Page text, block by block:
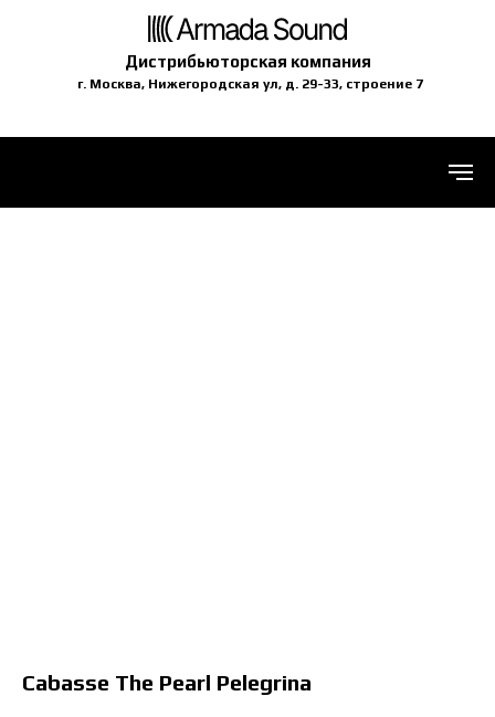
Дистрибьюторская компания
г. Москва, Нижегородская ул, д. 29-33, строение 7
Cabasse The Pearl Pelegrina